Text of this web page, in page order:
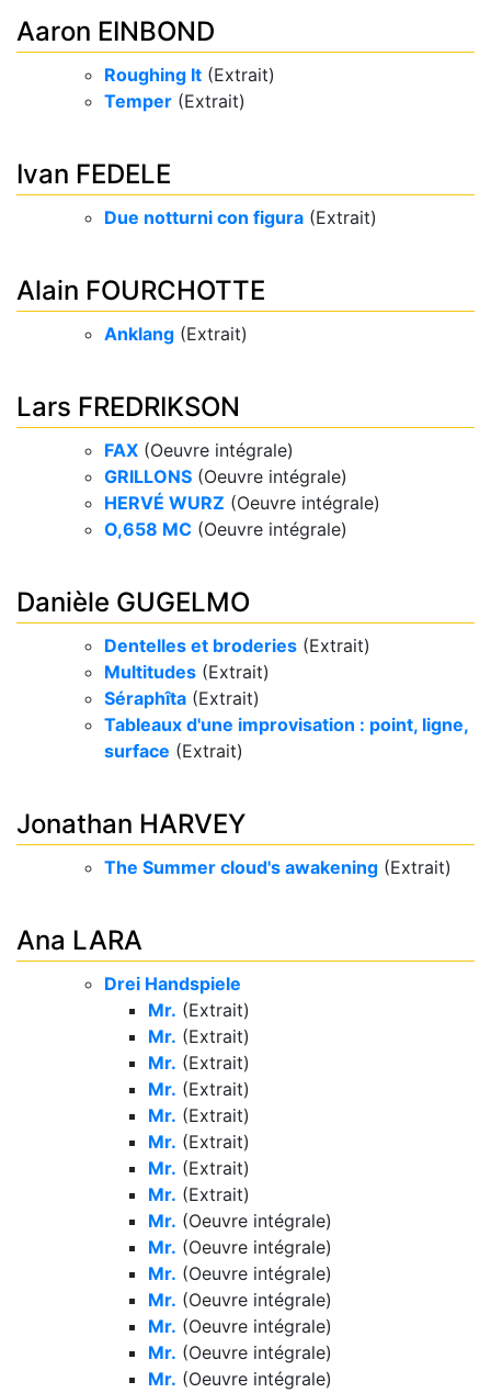
Aaron EINBOND
Roughing It (Extrait)
Temper (Extrait)
Ivan FEDELE
Due notturni con figura (Extrait)
Alain FOURCHOTTE
Anklang (Extrait)
Lars FREDRIKSON
FAX (Oeuvre intégrale)
GRILLONS (Oeuvre intégrale)
HERVÉ WURZ​ (Oeuvre intégrale)
O,658 MC (Oeuvre intégrale)
Danièle GUGELMO
Dentelles et broderies (Extrait)
Multitudes (Extrait)
Séraphîta (Extrait)
Tableaux d'une improvisation : point, ligne,
surface (Extrait)
Jonathan HARVEY
The Summer cloud's awakening (Extrait)
Ana LARA
Drei Handspiele
Mr. (Extrait)
Mr. (Extrait)
Mr. (Extrait)
Mr. (Extrait)
Mr. (Extrait)
Mr. (Extrait)
Mr. (Extrait)
Mr. (Extrait)
Mr. (Oeuvre intégrale)
Mr. (Oeuvre intégrale)
Mr. (Oeuvre intégrale)
Mr. (Oeuvre intégrale)
Mr. (Oeuvre intégrale)
Mr. (Oeuvre intégrale)
Mr. (Oeuvre intégrale)